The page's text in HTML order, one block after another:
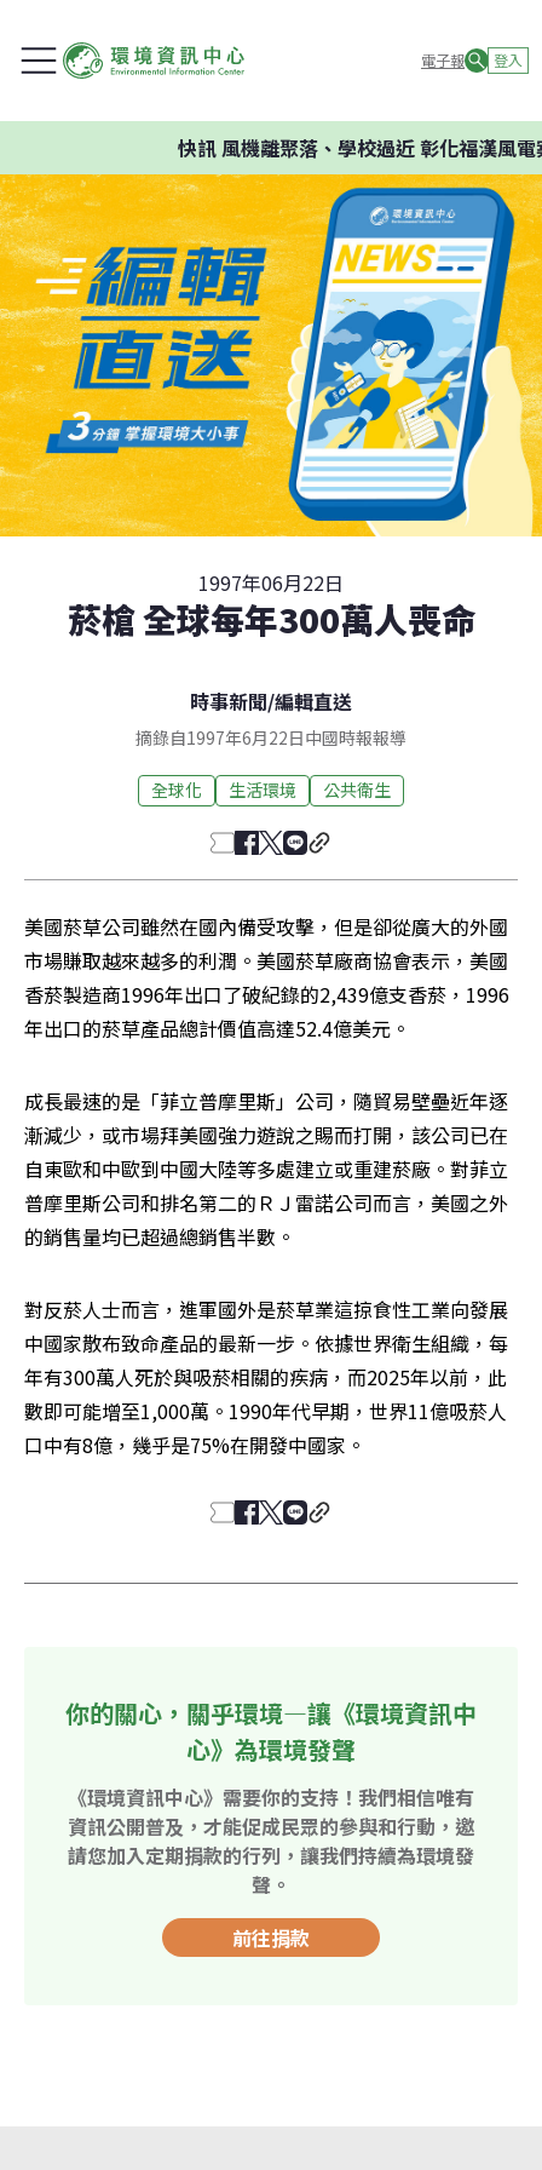
電子報 登入
快訊風機離聚落、學校過近 彰化福漢風電
1997年06月22日
菸槍 全球每年300萬人喪命
時事新聞/編輯直送
摘錄自1997年6月22日中國時報報導
全球化 生活環境 公共衛生
美國菸草公司雖然在國內備受攻擊，但是卻從廣大的外國
市場賺取越來越多的利潤。美國菸草廠商協會表示，美國
香菸製造商1996年出口了破紀錄的2,439億支香菸，1996
年出口的菸草產品總計價值高達52.4億美元。
成長最速的是「菲立普摩里斯」公司，隨貿易壁壘近年逐
漸減少，或市場拜美國強力遊說之賜而打開，該公司已在
自東歐和中歐到中國大陸等多處建立或重建菸廠。對菲立
普摩里斯公司和排名第二的ＲＪ雷諾公司而言，美國之外
的銷售量均已超過總銷售半數。
對反菸人士而言，進軍國外是菸草業這掠食性工業向發展
中國家散布致命產品的最新一步。依據世界衛生組織，每
年有300萬人死於與吸菸相關的疾病，而2025年以前，此
數即可能增至1,000萬。1990年代早期，世界11億吸菸人
口中有8億，幾乎是75%在開發中國家。
你的關心，關乎環境—讓《環境資訊中
心》為環境發聲
《環境資訊中心》需要你的支持！我們相信唯有
資訊公開普及，才能促成民眾的參與和行動，邀
請您加入定期捐款的行列，讓我們持續為環境發
聲。
前往捐款